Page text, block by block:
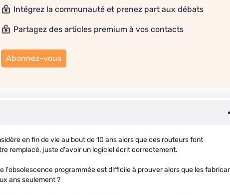
Intégrez la communauté et prenez part aux débats
Partagez des articles premium à vos contacts
Abonnez-vous
en fin de vie au bout de 10 ans alors que ces routeurs font
remplacé, juste d'avoir un logiciel écrit correctement.
l'obsolescence programmée est difficile à prouver alors que les
ans seulement ?